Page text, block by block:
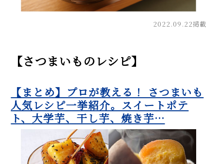
2022.09.22掲載
【さつまいものレシピ】
【まとめ】プロが教える！ さつまいも
人気レシピ一挙紹介。スイートポテ
ト、大学芋、干し芋、焼き芋…